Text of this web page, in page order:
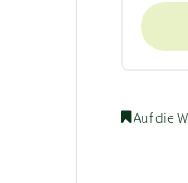
Auf die